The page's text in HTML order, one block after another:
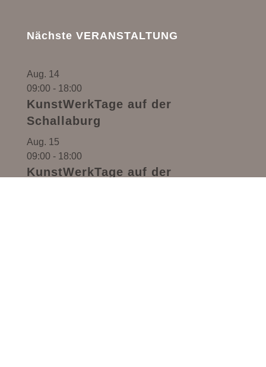
Nächste VERANSTALTUNG
Aug. 14
09:00 - 18:00
KunstWerkTage auf der
Schallaburg
Aug. 15
09:00 - 18:00
KunstWerkTage auf der